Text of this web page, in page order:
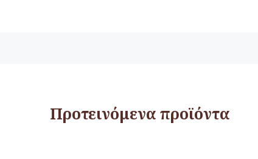
Προτεινόμενα προϊόντα